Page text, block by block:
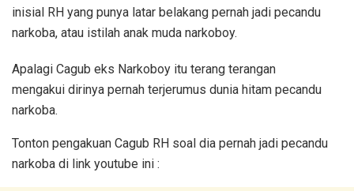
inisial RH yang punya latar belakang pernah jadi pecandu
narkoba, atau istilah anak muda narkoboy.
Apalagi Cagub eks Narkoboy itu terang terangan
mengakui dirinya pernah terjerumus dunia hitam pecandu
narkoba.
Tonton pengakuan Cagub RH soal dia pernah jadi pecandu
narkoba di link youtube ini :